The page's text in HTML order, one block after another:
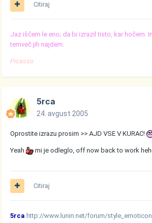
Citiraj
Jaz iščem le eno; da bi izrazil tisto, kar hočem.
temveč jih najdem.
Picasso
5rca
24. avgust 2005
Oprostite izrazu prosim >> AJD VSE V KURAC!
Yeah mi je odleglo, off now back to work
Citiraj
5rca http://www.lunin.net/forum/